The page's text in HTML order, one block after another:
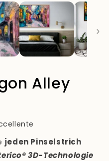
Alley
jeden Pinselstrich
3D-Technologie